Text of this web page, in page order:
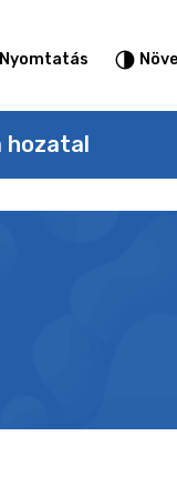
hozatal
Nyomtatás